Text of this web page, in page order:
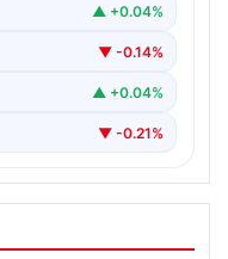
▲ +0.04%
▼ -0.14%
▲ +0.04%
▼ -0.21%